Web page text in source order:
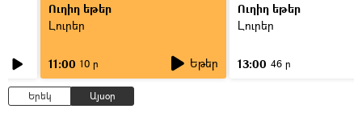
Ուղիղ եթեր
Լուրեր
11:00 10 ր Եթեր
Ուղիղ եթեր
Լուրեր
13:00 46 ր
Երեկ Այսօր